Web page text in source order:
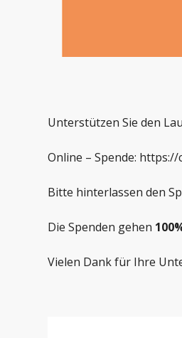
Unterstützen Sie den
Online – Spende: https://
Bitte hinterlassen den
Die Spenden gehen
Vielen Dank für Ihre